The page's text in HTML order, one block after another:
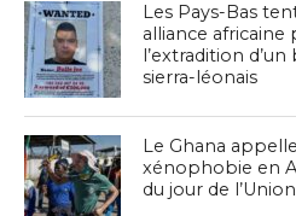
Les Pays-Bas
alliance
l’extradition
sierra-léonais
Le Ghana
xénophobie en
du jour de